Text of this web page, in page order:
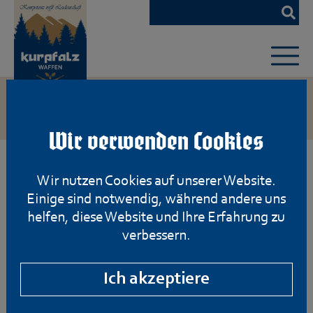
Wir verwenden Cookies
Wir nutzen Cookies auf unserer Website.
Einige sind notwendig, während andere uns
helfen, diese Website und Ihre Erfahrung zu
verbessern.
Ich akzeptiere
Zum
Hauptinhalt
springen